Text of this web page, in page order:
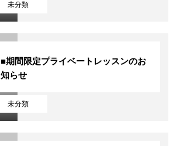
未分類
未分類
■期間限定プライベートレッスンのお
知らせ